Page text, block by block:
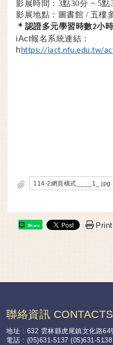
影展時間： 3點30分 ~ 5點
影展地點：圖書館 / 五樓
＊ 認證多元學習時數2小時
iAct報名系統連結：
h https://iact.nfu.edu.tw/
114-2網頁橫式____1_.jpg
Share
:::
聯絡資訊 CONTACTS
地址 : 632 雲林縣虎尾鎮文化路64
電話 : (05)631-5137 (05)631-5138